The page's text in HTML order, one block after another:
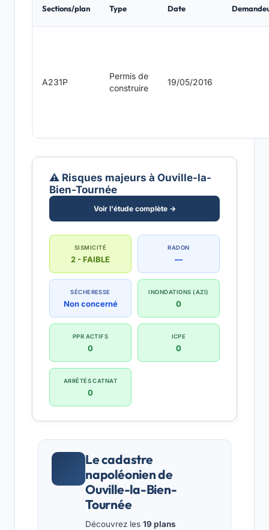
Sections/plan Type Date
A231P
Permis de
construire
19/05/2016
⚠️ Risques majeurs à Ouville-la-
Bien-Tournée
Voir l'étude complète →
SISMICITÉ
2 - FAIBLE
RADON
—
SÉCHERESSE
Non concerné
INONDATIONS (AZI)
0
PPR ACTIFS
0
ICPE
0
ARRÊTÉS CATNAT
0
Le cadastre
napoléonien de
Ouville-la-Bien-
Tournée
Découvrez les 19 plans